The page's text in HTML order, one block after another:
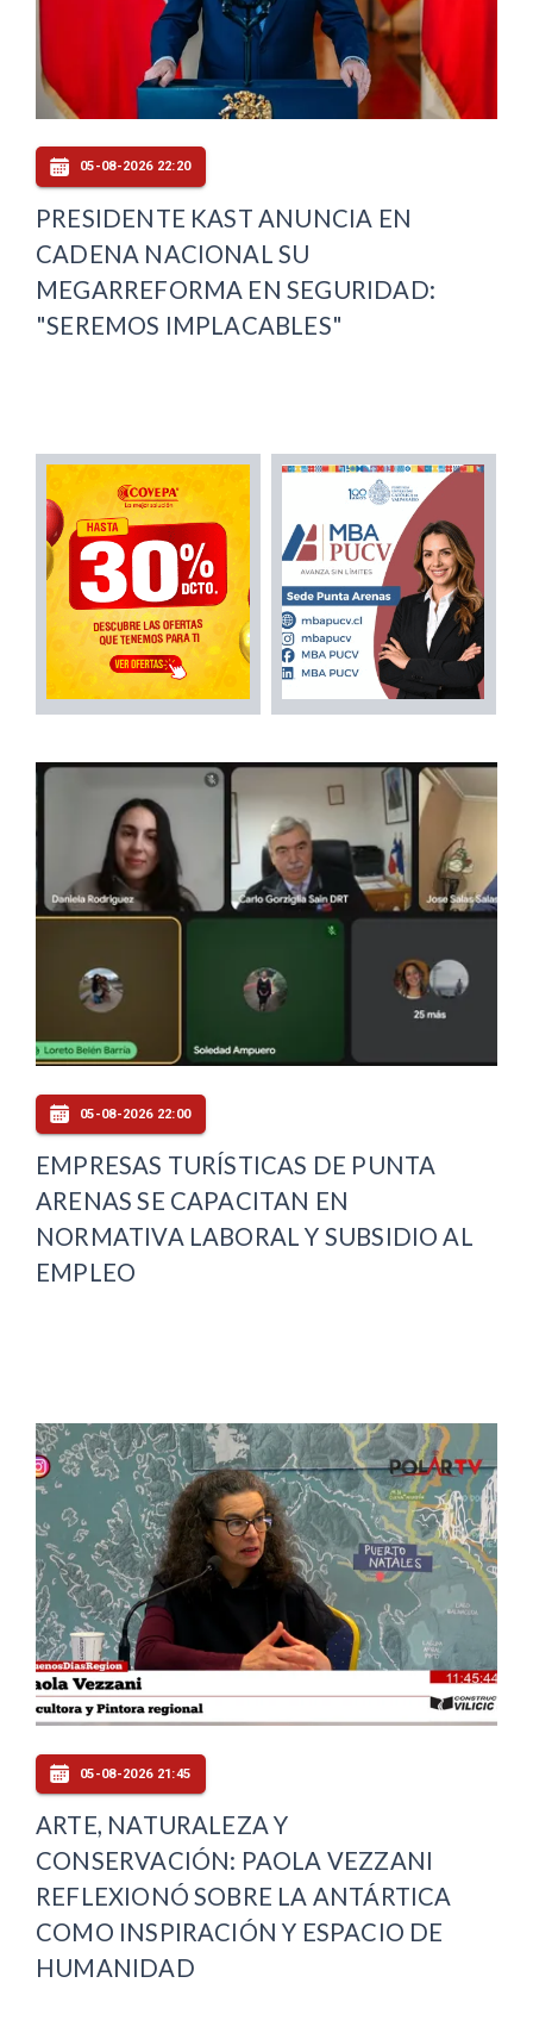
05-08-2026 22:20
PRESIDENTE KAST ANUNCIA EN
CADENA NACIONAL SU
MEGARREFORMA EN SEGURIDAD:
"SEREMOS IMPLACABLES"
05-08-2026 22:00
EMPRESAS TURÍSTICAS DE PUNTA
ARENAS SE CAPACITAN EN
NORMATIVA LABORAL Y SUBSIDIO AL
EMPLEO
05-08-2026 21:45
ARTE, NATURALEZA Y
CONSERVACIÓN: PAOLA VEZZANI
REFLEXIONÓ SOBRE LA ANTÁRTICA
COMO INSPIRACIÓN Y ESPACIO DE
HUMANIDAD